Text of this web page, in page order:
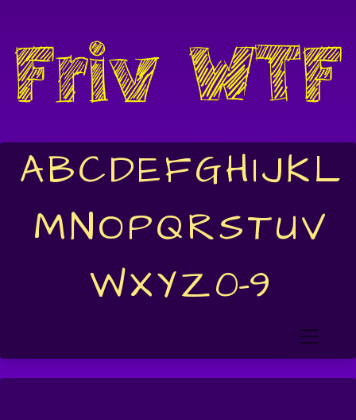
ABCDEFGHIJKL
MNOPQRSTUV
WXYZ0-9